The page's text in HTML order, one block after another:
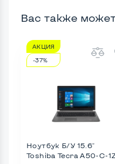
Вас также
АКЦИЯ
-37%
Ноутбук Б/У 15.6"
Toshiba Tecra A50-C-